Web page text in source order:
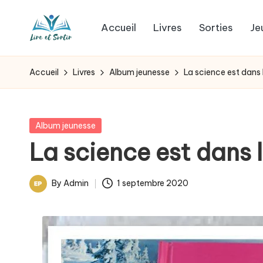
L
i
e
e
t
livres
pour
les
goûts,
des
pour
jours.
Accueil Livres Sorties
Accueil Livres Album jeunesse La science est dans
Posted
Album jeunesse
La science est dans
Posted
By Admin 1 septembre 2020